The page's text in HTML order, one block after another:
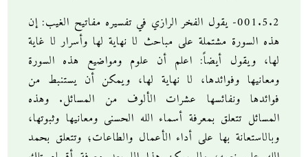
001.5.2- يقول الفخر الرازي في تفسيره مفاتيح الغيب: إن
هذه السورة مشتملة على مباحث لا نهاية لها وأسرار لا غاية
لها، ويقول أيضاً: اعلم أن علوم ومواضيع هذه السورة
ومعانيها وفوائدها، لا نهاية لها، ويمكن أن يستنبط من
فوائدها ونفائسها عشرات الألوف من المسائل. وهذه
المسائل تتعلق بمعرفة أسماء الله الحسنى ومعانيها وثبوتها،
وبالاستعانة بها على أداء الأعمال والطاعات؛ وتتعلق بحمد